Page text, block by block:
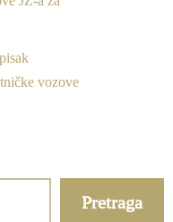
vozove
Pretraga